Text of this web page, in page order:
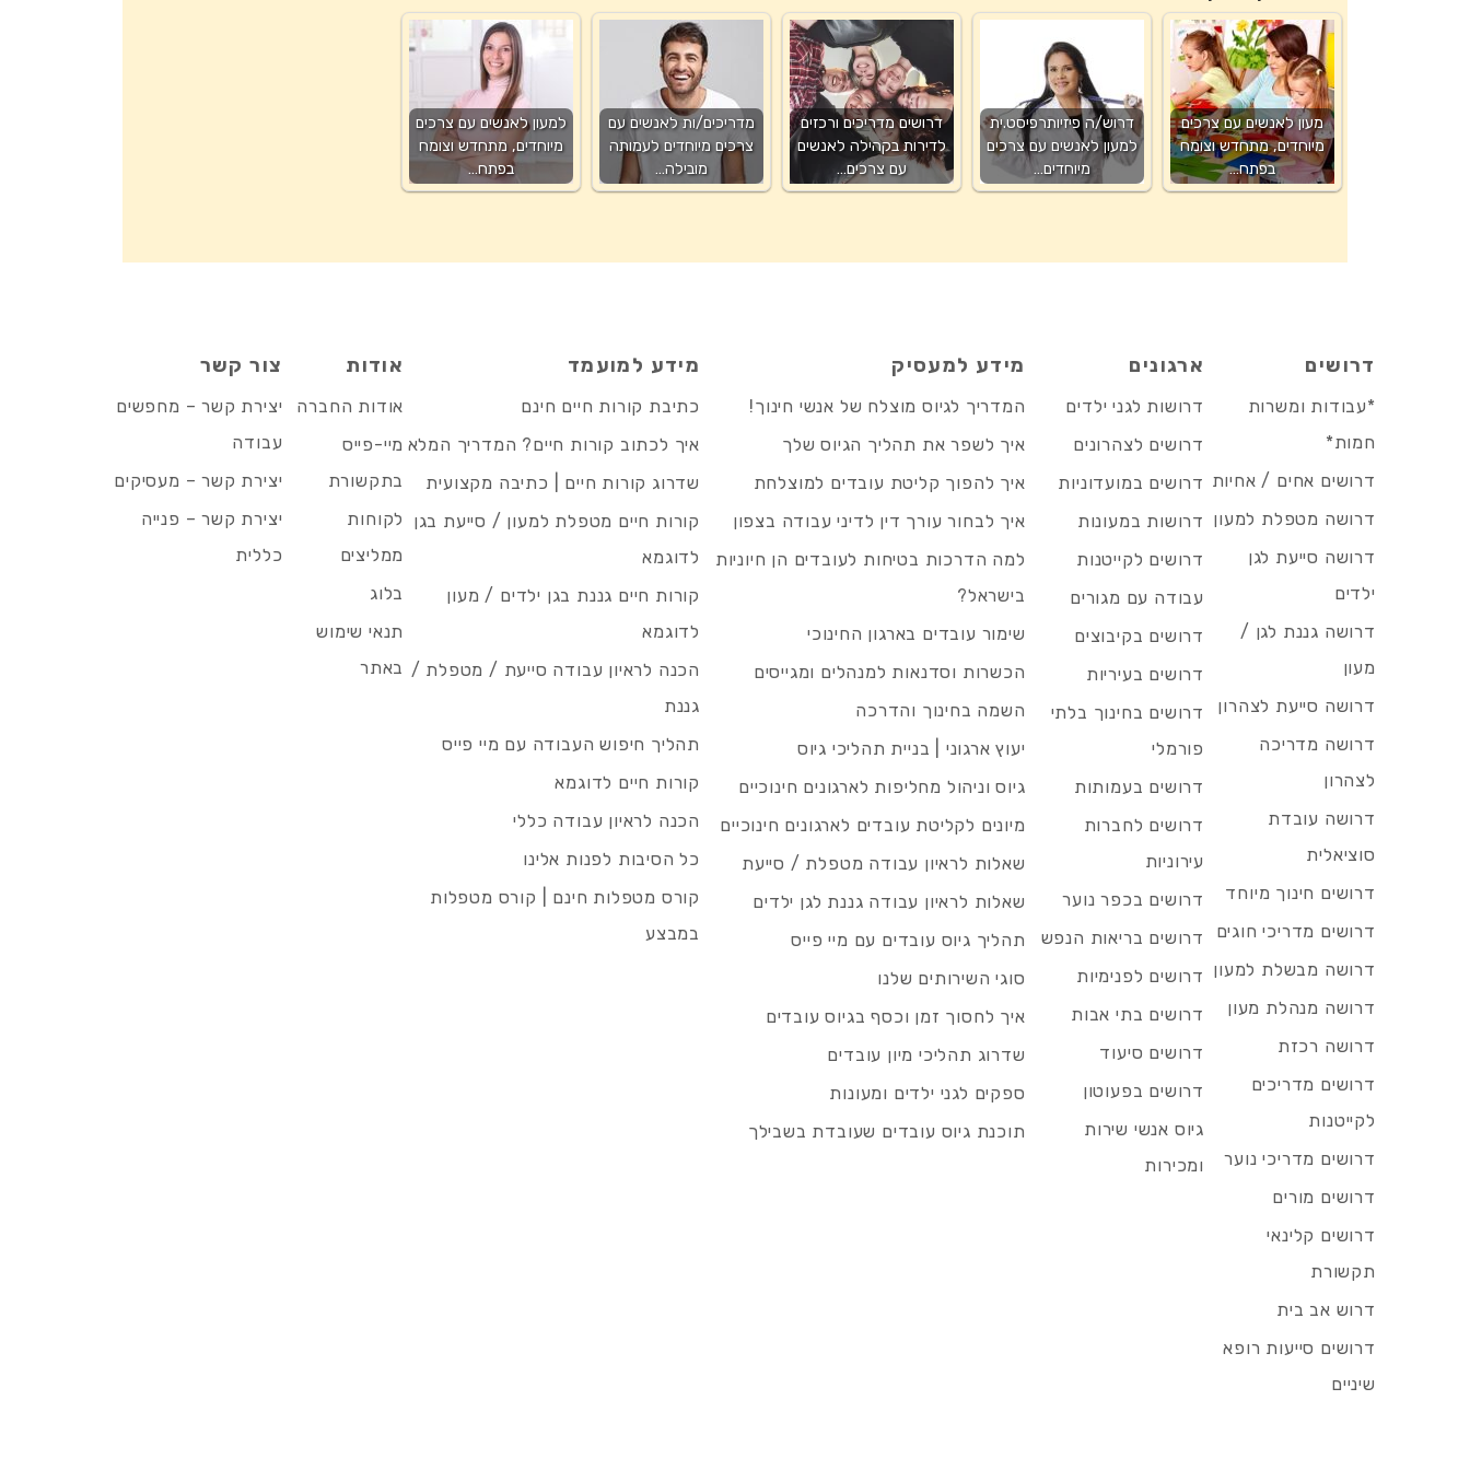
למעון לאנשים עם צרכים
מיוחדים, מתחדש וצומח
בפתח…
מדריכים/ות לאנשים עם
צרכים מיוחדים לעמותה
מובילה…
דרושים מדריכים ורכזים
לדירות בקהילה לאנשים
עם צרכים…
דרוש/ה פיזיותרפיסט.ית
למעון לאנשים עם צרכים
מיוחדים…
מעון לאנשים עם צרכים
מיוחדים, מתחדש וצומח
בפתח…
דרושים
*עבודות ומשרות
חמות*
דרושים אחים / אחיות
דרושה מטפלת למעון
דרושה סייעת לגן
ילדים
דרושה גננת לגן /
מעון
דרושה סייעת לצהרון
דרושה מדריכה
לצהרון
דרושה עובדת
סוציאלית
דרושים חינוך מיוחד
דרושים מדריכי חוגים
דרושה מבשלת למעון
דרושה מנהלת מעון
דרושה רכזת
דרושים מדריכים
לקייטנות
דרושים מדריכי נוער
דרושים מורים
דרושים קלינאי
תקשורת
דרוש אב בית
דרושים סייעות רופא
שיניים
ארגונים
דרושות לגני ילדים
דרושים לצהרונים
דרושים במועדוניות
דרושות במעונות
דרושים לקייטנות
עבודה עם מגורים
דרושים בקיבוצים
דרושים בעיריות
דרושים בחינוך בלתי
פורמלי
דרושים בעמותות
דרושים לחברות
עירוניות
דרושים בכפר נוער
דרושים בריאות הנפש
דרושים לפנימיות
דרושים בתי אבות
דרושים סיעוד
דרושים בפעוטון
גיוס אנשי שירות
ומכירות
מידע למעסיק
המדריך לגיוס מוצלח של אנשי חינוך!
איך לשפר את תהליך הגיוס שלך
איך להפוך קליטת עובדים למוצלחת
איך לבחור עורך דין לדיני עבודה בצפון
למה הדרכות בטיחות לעובדים הן חיוניות
בישראל?
שימור עובדים בארגון החינוכי
הכשרות וסדנאות למנהלים ומגייסים
השמה בחינוך והדרכה
יעוץ ארגוני | בניית תהליכי גיוס
גיוס וניהול מחליפות לארגונים חינוכיים
מיונים לקליטת עובדים לארגונים חינוכיים
שאלות לראיון עבודה מטפלת / סייעת
שאלות לראיון עבודה גננת לגן ילדים
תהליך גיוס עובדים עם מיי פייס
סוגי השירותים שלנו
איך לחסוך זמן וכסף בגיוס עובדים
שדרוג תהליכי מיון עובדים
ספקים לגני ילדים ומעונות
תוכנת גיוס עובדים שעובדת בשבילך
מידע למועמד
כתיבת קורות חיים חינם
איך לכתוב קורות חיים? המדריך המלא
שדרוג קורות חיים | כתיבה מקצועית
קורות חיים מטפלת למעון / סייעת בגן
לדוגמא
קורות חיים גננת בגן ילדים / מעון
לדוגמא
הכנה לראיון עבודה סייעת / מטפלת /
גננת
תהליך חיפוש העבודה עם מיי פייס
קורות חיים לדוגמא
הכנה לראיון עבודה כללי
כל הסיבות לפנות אלינו
קורס מטפלות חינם | קורס מטפלות
במבצע
אודות
אודות החברה
מיי-פייס
בתקשורת
לקוחות
ממליצים
בלוג
תנאי שימוש
באתר
צור קשר
יצירת קשר – מחפשים
עבודה
יצירת קשר – מעסיקים
יצירת קשר – פנייה
כללית